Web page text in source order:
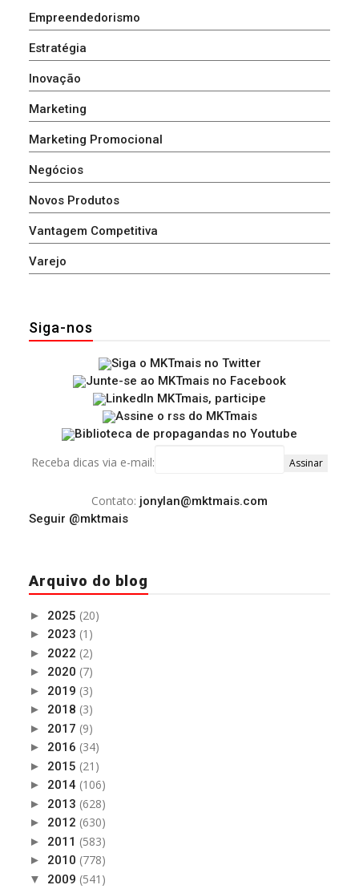
Empreendedorismo
Estratégia
Inovação
Marketing
Marketing Promocional
Negócios
Novos Produtos
Vantagem Competitiva
Varejo
Siga-nos
Receba dicas via e-mail:
Contato: jonylan@mktmais.com
Seguir @mktmais
Arquivo do blog
► 2025 (20)
► 2023 (1)
► 2022 (2)
► 2020 (7)
► 2019 (3)
► 2018 (3)
► 2017 (9)
► 2016 (34)
► 2015 (21)
► 2014 (106)
► 2013 (628)
► 2012 (630)
► 2011 (583)
► 2010 (778)
▼ 2009 (541)